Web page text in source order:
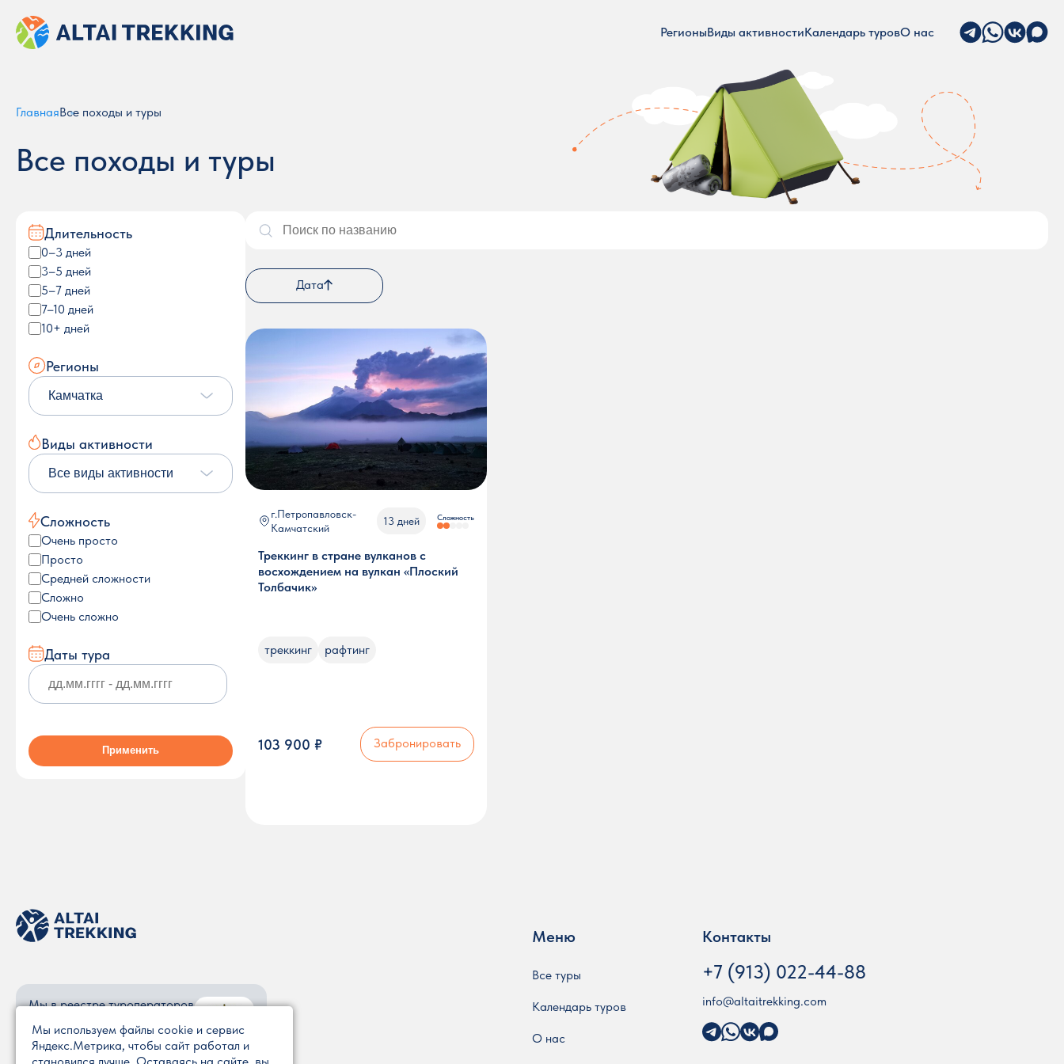
РегионыВиды активностиКалендарь туровО нас
ГлавнаяВсе походы и туры
Все походы и туры
Длительность
0–3 дней
3–5 дней
5–7 дней
7–10 дней
10+ дней
Регионы
Камчатка
Виды активности
Все виды активности
Сложность
Очень просто
Просто
Средней сложности
Сложно
Очень сложно
Даты тура
Применить
Дата
г.Петропавловск-
Камчатский
13 дней Сложность
Треккинг в стране вулканов с
восхождением на вулкан «Плоский
Толбачик»
треккинг рафтинг
103 900 ₽ Забронировать
Мы в реестре туроператоров
ООО «АЛТАЙТРЕККИНГ»
РТО 023477
Меню
Все туры
Календарь туров
О нас
Контакты
+7 (913) 022-44-88
info@altaitrekking.com
Мы используем файлы cookie и сервис
Яндекс.Метрика, чтобы сайт работал и